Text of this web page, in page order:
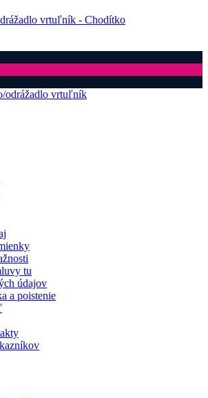
vrtuľník - Chodítko
tu
údajov
a poistenie